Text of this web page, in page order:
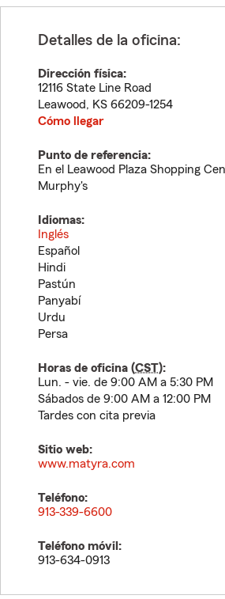
Detalles de la oficina:
Dirección física:
12116 State Line Road
Leawood, KS 66209-1254
Cómo llegar
Punto de referencia:
En el Leawood Plaza Shopping
Murphy's
Idiomas:
Inglés
Español
Hindi
Pastún
Panyabí
Urdu
Persa
Horas de oficina (CST):
Lun. - vie. de 9:00 AM a 5:30 PM
Sábados de 9:00 AM a 12:00 PM
Tardes con cita previa
Sitio web:
www.matyra.com
Teléfono:
913-339-6600
Teléfono móvil:
913-634-0913